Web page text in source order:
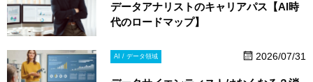
データアナリストのキャリアパス【AI時
代のロードマップ】
AI / データ領域 2026/07/31